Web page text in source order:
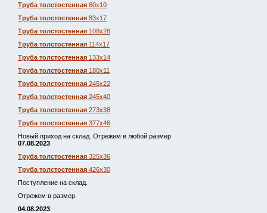
Труба толстостенная 60х10
Труба толстостенная 83х17
Труба толстостенная 108х28
Труба толстостенная 114х17
Труба толстостенная 133х14
Труба толстостенная 180х11
Труба толстостенная 245х22
Труба толстостенная 245х40
Труба толстостенная 273х38
Труба толстостенная 377х46
Новый приход на склад. Отрежем в любой размер
07.08.2023
Труба толстостенная 325х36
Труба толстостенная 426х30
Поступление на склад.
Отрежем в размер.
04.08.2023